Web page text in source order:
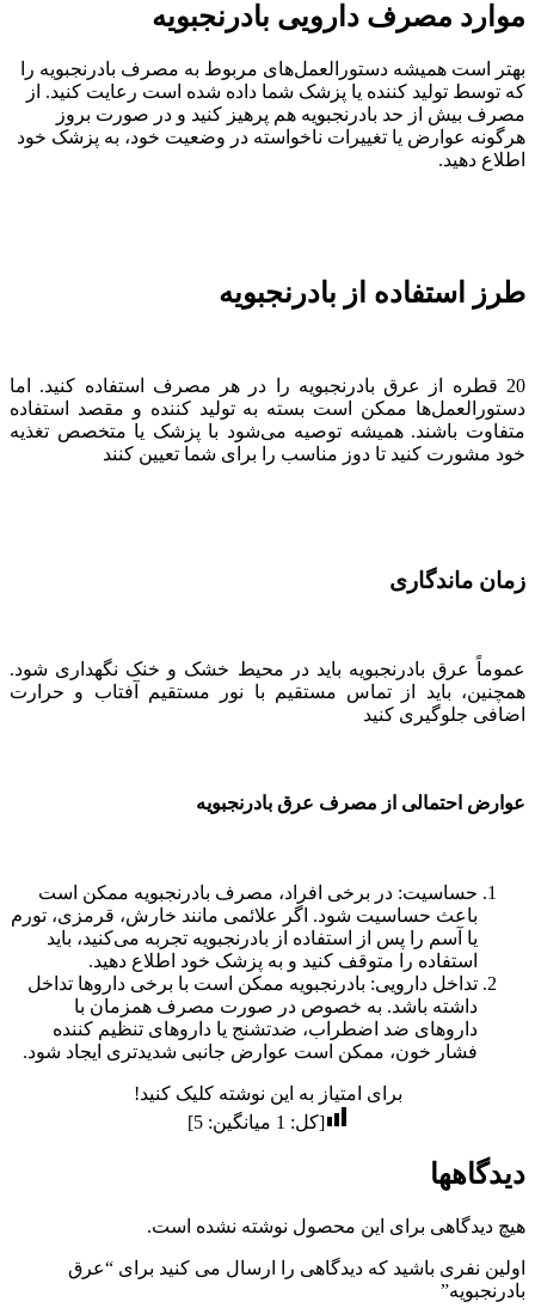
موارد مصرف دارویی بادرنجبویه
بهتر است همیشه دستورالعمل‌های مربوط به مصرف بادرنجبویه را
که توسط تولید کننده یا پزشک شما داده شده است رعایت کنید. از
مصرف بیش از حد بادرنجبویه هم پرهیز کنید و در صورت بروز
هرگونه عوارض یا تغییرات ناخواسته در وضعیت خود، به پزشک خود
اطلاع دهید.
طرز استفاده از بادرنجبویه
20 قطره از عرق بادرنجبویه را در هر مصرف استفاده کنید. اما
دستورالعمل‌ها ممکن است بسته به تولید کننده و مقصد استفاده
متفاوت باشند. همیشه توصیه می‌شود با پزشک یا متخصص تغذیه
خود مشورت کنید تا دوز مناسب را برای شما تعیین کنند
زمان ماندگاری
عموماً عرق بادرنجبویه باید در محیط خشک و خنک نگهداری شود.
همچنین، باید از تماس مستقیم با نور مستقیم آفتاب و حرارت
اضافی جلوگیری کنید
عوارض احتمالی از مصرف عرق بادرنجبویه
حساسیت: در برخی افراد، مصرف بادرنجبویه ممکن است
باعث حساسیت شود. اگر علائمی مانند خارش، قرمزی، تورم
یا آسم را پس از استفاده از بادرنجبویه تجربه می‌کنید، باید
استفاده را متوقف کنید و به پزشک خود اطلاع دهید.
تداخل دارویی: بادرنجبویه ممکن است با برخی داروها تداخل
داشته باشد. به خصوص در صورت مصرف همزمان با
داروهای ضد اضطراب، ضدتشنج یا داروهای تنظیم کننده
فشار خون، ممکن است عوارض جانبی شدیدتری ایجاد شود.
برای امتیاز به این نوشته کلیک کنید!
[کل: 1 میانگین:5
]
دیدگاهها
هیچ دیدگاهی برای این محصول نوشته نشده است.
اولین نفری باشید که دیدگاهی را ارسال می کنید برای “عرق
بادرنجبویه”